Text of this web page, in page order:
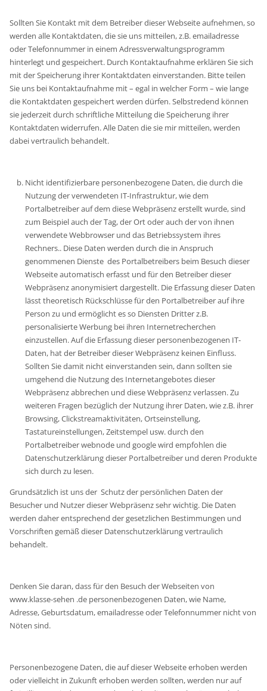
Sollten Sie Kontakt mit dem Betreiber dieser Webseite aufnehmen, so
werden alle Kontaktdaten, die sie uns mitteilen, z.B. emailadresse
oder Telefonnummer in einem Adressverwaltungsprogramm
hinterlegt und gespeichert. Durch Kontaktaufnahme erklären Sie sich
mit der Speicherung ihrer Kontaktdaten einverstanden. Bitte teilen
Sie uns bei Kontaktaufnahme mit – egal in welcher Form – wie lange
die Kontaktdaten gespeichert werden dürfen. Selbstredend können
sie jederzeit durch schriftliche Mitteilung die Speicherung ihrer
Kontaktdaten widerrufen. Alle Daten die sie mir mitteilen, werden
dabei vertraulich behandelt.
Nicht identifizierbare personenbezogene Daten, die durch die
Nutzung der verwendeten IT-Infrastruktur, wie dem
Portalbetreiber auf dem diese Webpräsenz erstellt wurde, sind
zum Beispiel auch der Tag, der Ort oder auch der von ihnen
verwendete Webbrowser und das Betriebssystem ihres
Rechners.. Diese Daten werden durch die in Anspruch
genommenen Dienste des Portalbetreibers beim Besuch dieser
Webseite automatisch erfasst und für den Betreiber dieser
Webpräsenz anonymisiert dargestellt. Die Erfassung dieser Daten
lässt theoretisch Rückschlüsse für den Portalbetreiber auf ihre
Person zu und ermöglicht es so Diensten Dritter z.B.
personalisierte Werbung bei ihren Internetrecherchen
einzustellen. Auf die Erfassung dieser personenbezogenen IT-
Daten, hat der Betreiber dieser Webpräsenz keinen Einfluss.
Sollten Sie damit nicht einverstanden sein, dann sollten sie
umgehend die Nutzung des Internetangebotes dieser
Webpräsenz abbrechen und diese Webpräsenz verlassen. Zu
weiteren Fragen bezüglich der Nutzung ihrer Daten, wie z.B. ihrer
Browsing, Clickstreamaktivitäten, Ortseinstellung,
Tastatureinstellungen, Zeitstempel usw. durch den
Portalbetreiber webnode und google wird empfohlen die
Datenschutzerklärung dieser Portalbetreiber und deren Produkte
sich durch zu lesen.
Grundsätzlich ist uns der Schutz der persönlichen Daten der
Besucher und Nutzer dieser Webpräsenz sehr wichtig. Die Daten
werden daher entsprechend der gesetzlichen Bestimmungen und
Vorschriften gemäß dieser Datenschutzerklärung vertraulich
behandelt.
Denken Sie daran, dass für den Besuch der Webseiten von
www.klasse-sehen .de personenbezogenen Daten, wie Name,
Adresse, Geburtsdatum, emailadresse oder Telefonnummer nicht von
Nöten sind.
Personenbezogene Daten, die auf dieser Webseite erhoben werden
oder vielleicht in Zukunft erhoben werden sollten, werden nur auf